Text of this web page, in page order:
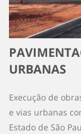
URBANAS
Execução de
e vias urbanas
Estado de São